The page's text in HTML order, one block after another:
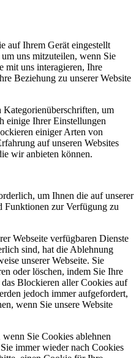
auf Ihrem Gerät eingestellt
uns mitzuteilen, wenn Sie
mit uns interagieren, Ihre
Beziehung zu unserer Website
um
einige Ihrer Einstellungen
einiger Arten von
auf unseren Websites
wir anbieten können.
um Ihnen die auf unserer
Funktionen zur Verfügung zu
Webseite verfügbaren Dienste
sind, hat die Ablehnung
unserer Webseite. Sie
oder löschen, indem Sie Ihre
Blockieren aller Cookies auf
jedoch immer aufgefordert,
wenn Sie unsere Website
Sie Cookies ablehnen
immer wieder nach Cookies